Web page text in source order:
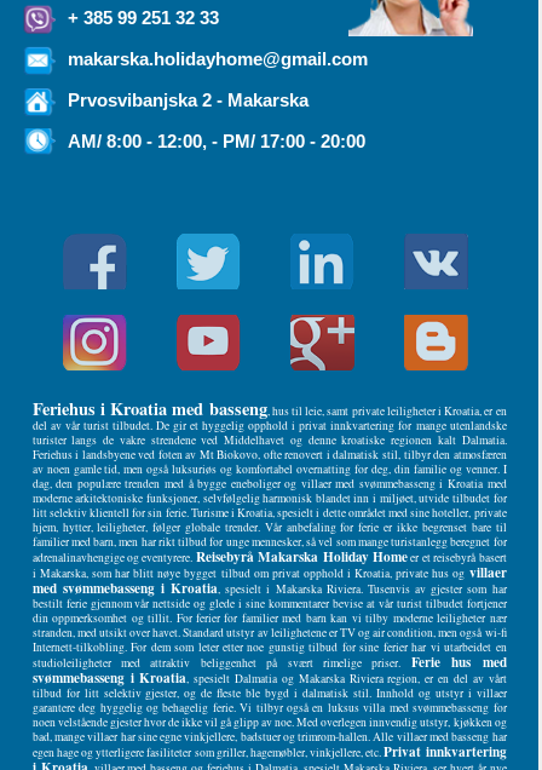
+ 385 99 251 32 33
makarska.holidayhome@gmail.com
Prvosvibanjska 2 - Makarska
AM/ 8:00 - 12:00, - PM/ 17:00 - 20:00
Feriehus i Kroatia med basseng, hus til leie, samt private leiligheter i Kroatia, er en
del av vår turist tilbudet. De gir et hyggelig opphold i privat innkvartering for mange utenlandske
turister langs de vakre strendene ved Middelhavet og denne kroatiske regionen kalt Dalmatia.
Feriehus i landsbyene ved foten av Mt Biokovo, ofte renovert i dalmatisk stil, tilbyr den atmosfæren
av noen gamle tid, men også luksuriøs og komfortabel overnatting for deg, din familie og venner. I
dag, den populære trenden med å bygge eneboliger og villaer med svømmebasseng i Kroatia med
moderne arkitektoniske funksjoner, selvfølgelig harmonisk blandet inn i miljøet, utvide tilbudet for
litt selektiv klientell for sin ferie. Turisme i Kroatia, spesielt i dette området med sine hoteller, private
hjem, hytter, leiligheter, følger globale trender. Vår anbefaling for ferie er ikke begrenset bare til
familier med barn, men har rikt tilbud for unge mennesker, så vel som mange turistanlegg beregnet for
adrenalinavhengige og eventyrere. Reisebyrå Makarska Holiday Homeer et reisebyrå basert
i Makarska, som har blitt nøye bygget tilbud om privat opphold i Kroatia, private hus og villaer
med svømmebasseng i Kroatia, spesielt i Makarska Riviera. Tusenvis av gjester som har
bestilt ferie gjennom vår nettside og glede i sine kommentarer bevise at vår turist tilbudet fortjener
din oppmerksomhet og tillit. For ferier for familier med barn kan vi tilby moderne leiligheter nær
stranden, med utsikt over havet. Standard utstyr av leilighetene er TV og air condition, men også wi-fi
Internett-tilkobling. For dem som leter etter noe gunstig tilbud for sine ferier har vi utarbeidet en
studioleiligheter med attraktiv beliggenhet på svært rimelige priser. Ferie hus med
svømmebasseng i Kroatia, spesielt Dalmatia og Makarska Riviera region, er en del av vårt
tilbud for litt selektiv gjester, og de fleste ble bygd i dalmatisk stil. Innhold og utstyr i villaer
garantere deg hyggelig og behagelig ferie. Vi tilbyr også en luksus villa med svømmebasseng for
noen velstående gjester hvor de ikke vil gå glipp av noe. Med overlegen innvendig utstyr, kjøkken og
bad, mange villaer har sine egne vinkjellere, badstuer og trimrom-hallen. Alle villaer med basseng har
egen hage og ytterligere fasiliteter som griller, hagemøbler, vinkjellere, etc.Privat innkvartering